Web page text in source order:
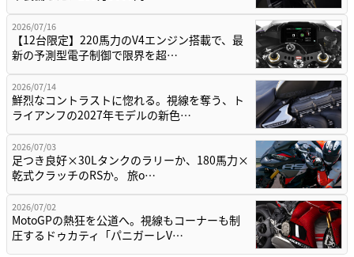
2026/07/16
【12台限定】220馬力のV4エンジン搭載で、最
新の予測型電子制御で限界を超…
2026/07/14
鮮烈なコントラストに惚れる。視線を奪う、ト
ライアンフの2027年モデルの新色…
2026/07/03
足つき良好×30Lタンクのラリーか、180馬力×
乾式クラッチのRSか。 旅o…
2026/07/02
MotoGPの熱狂を公道へ。視線もコーナーも制
圧するドゥカティ「パニガーレV…